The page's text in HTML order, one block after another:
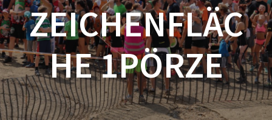
ZEICHENFLÄC
HE 1PÖRZE